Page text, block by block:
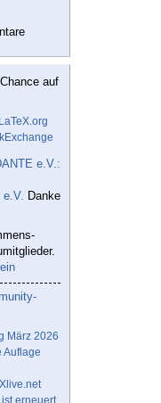
auf
e.V.:
e.V. Danke
März 2026
Auflage